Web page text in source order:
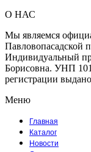
О НАС
Мы являемся
Павловопасадской
Индивидуальный
Борисовна. УНП
регистрации
Меню
Главная
Каталог
Новости